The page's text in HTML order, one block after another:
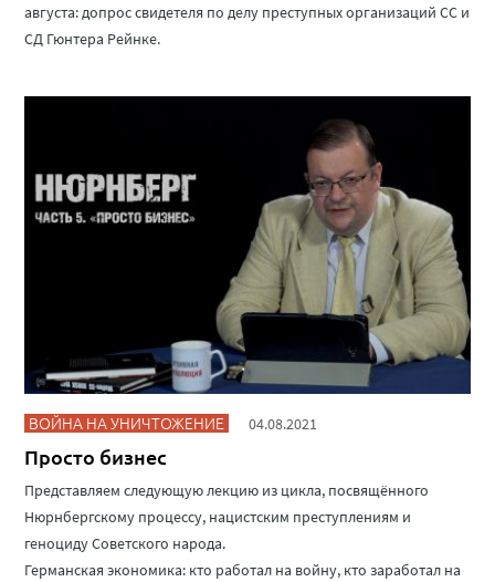
августа: допрос свидетеля по делу преступных организаций СС и
СД Гюнтера Рейнке.
ВОЙНА НА УНИЧТОЖЕНИЕ 04.08.2021
Просто бизнес
Представляем следующую лекцию из цикла, посвящённого
Нюрнбергскому процессу, нацистским преступлениям и
геноциду Советского народа.
Германская экономика: кто работал на войну, кто заработал на